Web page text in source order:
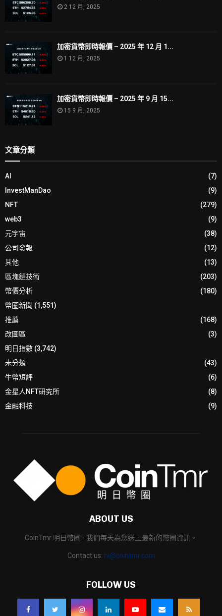
2 12 月, 2025
加密貨幣即時報價 – 2025 年 12 月 1...
1 12 月, 2025
加密貨幣即時報價 – 2025 年 9 月 15...
15 9 月, 2025
文章分類
AI
(7)
InvestManDao
(9)
NFT
(279)
web3
(9)
元宇宙
(38)
公司發報
(12)
其他
(13)
區塊鏈技術
(203)
幣價分析
(180)
幣圈新聞 (1,551)
推薦
(168)
改圖區
(3)
明日指數 (3,742)
未分類
(43)
牛幣短評
(6)
金星人NFT研究所
(8)
金融科技
(9)
ABOUT US
CoinTmr 明日幣圈 - 我們每天為您送上最新的幣圈資訊。
Contact us: hi@cointmr.com
FOLLOW US